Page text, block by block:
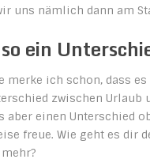
uns nämlich dann am
ein
merke ich schon, dass
zwischen Urlaub
aber einen Unterschied
freue. Wie geht es dir